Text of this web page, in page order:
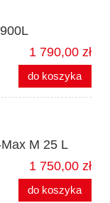
1 790,00 zł
do koszyka
M 25 L
1 750,00 zł
do koszyka